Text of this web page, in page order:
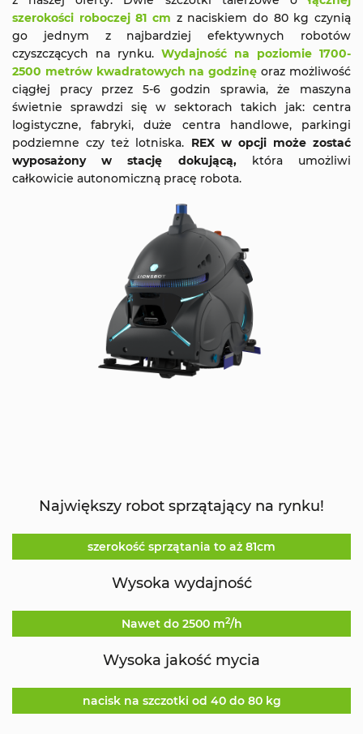
szerokości roboczej 81 cm z naciskiem do 80 kg czynią
go jednym z najbardziej efektywnych robotów
czyszczących na rynku. Wydajność na poziomie 1700-
2500 metrów kwadratowych na godzinę oraz możliwość
ciągłej pracy przez 5-6 godzin sprawia, że maszyna
świetnie sprawdzi się w sektorach takich jak: centra
logistyczne, fabryki, duże centra handlowe, parkingi
podziemne czy też lotniska. REX w opcji może zostać
wyposażony w stację dokującą,która umożliwi
całkowicie autonomiczną pracę robota.
Największy robot sprzątający na rynku!
szerokość sprzątania to aż 81cm
Wysoka wydajność
Nawet do 2500 m2/h
Wysoka jakość mycia
nacisk na szczotki od 40 do 80 kg